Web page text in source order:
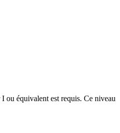
ou équivalent est requis. Ce niveau